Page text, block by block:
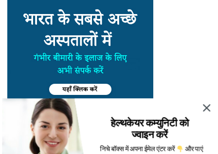
हेल्थकेयर कम्युनिटी को
ज्वाइन करें
निचे बॉक्स में अपना ईमेल एंटर करें
और पाएं